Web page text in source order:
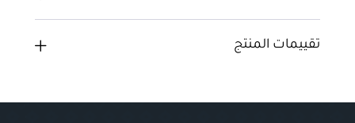
تقييمات المنتج